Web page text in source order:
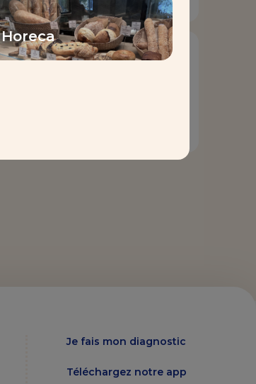
Horeca
LESAFFRE & MOI
APP
Je fais mon diagnostic
Téléchargez notre app